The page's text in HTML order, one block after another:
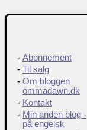
- Abonnement
- Til salg
- Om bloggen
ommadawn.dk
- Kontakt
- Min anden blog -
på engelsk